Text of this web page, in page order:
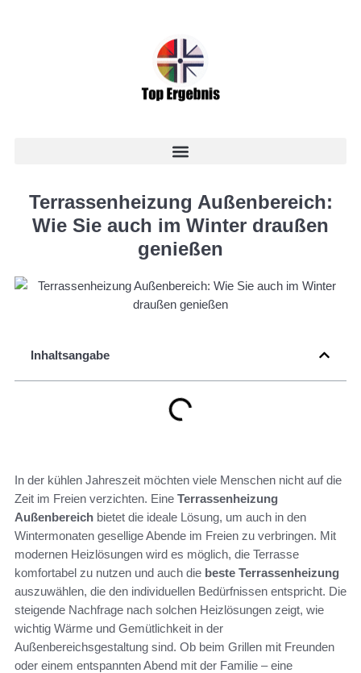
Terrassenheizung Außenbereich:
Wie Sie auch im Winter draußen
genießen
Inhaltsangabe
In der kühlen Jahreszeit möchten viele Menschen nicht auf die
Zeit im Freien verzichten. Eine Terrassenheizung
Außenbereich bietet die ideale Lösung, um auch in den
Wintermonaten gesellige Abende im Freien zu verbringen. Mit
modernen Heizlösungen wird es möglich, die Terrasse
komfortabel zu nutzen und auch die beste Terrassenheizung
auszuwählen, die den individuellen Bedürfnissen entspricht. Die
steigende Nachfrage nach solchen Heizlösungen zeigt, wie
wichtig Wärme und Gemütlichkeit in der
Außenbereichsgestaltung sind. Ob beim Grillen mit Freunden
oder einem entspannten Abend mit der Familie – eine